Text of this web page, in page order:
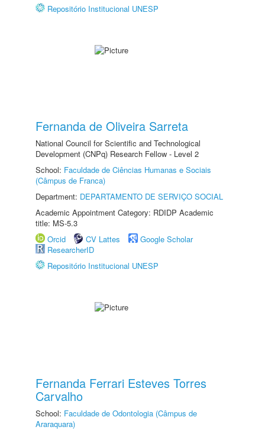
Repositório Institucional UNESP
Fernanda de Oliveira Sarreta
National Council for Scientific and Technological
Development (CNPq) Research Fellow - Level 2
School: Faculdade de Ciências Humanas e Sociais
(Câmpus de Franca)
Department: DEPARTAMENTO DE SERVIÇO SOCIAL
Academic Appointment Category: RDIDP Academic
title: MS-5.3
Orcid
CV Lattes
Google Scholar
ResearcherID
Repositório Institucional UNESP
Fernanda Ferrari Esteves Torres
Carvalho
School: Faculdade de Odontologia (Câmpus de
Araraquara)